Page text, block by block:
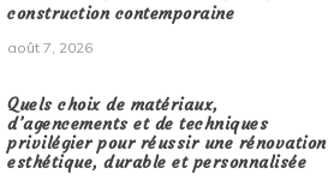
construction contemporaine
août 7, 2026
Quels choix de matériaux,
d’agencements et de techniques
privilégier pour réussir une rénovation
esthétique, durable et personnalisée